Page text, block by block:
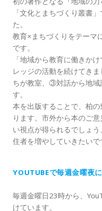
「文化とまちづくり叢書
た。
教育×まちづくりをテーマ
です。
「地域から教育に働きか
レッジの活動を続けてき
ちが教室、③対話から地
す。
本を出版することで、柏
ります。市外から本のご
い視点が得られるでしょ
住者を増やしていきたいで
YOUTUBEで毎週金曜夜
毎週金曜日23時から、
けています。